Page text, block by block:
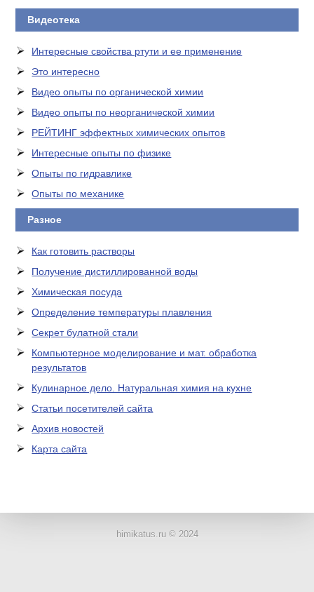
Видеотека
Интересные свойства ртути и ее применение
Это интересно
Видео опыты по органической химии
Видео опыты по неорганической химии
РЕЙТИНГ эффектных химических опытов
Интересные опыты по физике
Опыты по гидравлике
Опыты по механике
Разное
Как готовить растворы
Получение дистиллированной воды
Химическая посуда
Определение температуры плавления
Секрет булатной стали
Компьютерное моделирование и мат. обработка
результатов
Кулинарное дело. Натуральная химия на кухне
Статьи посетителей сайта
Архив новостей
Карта сайта
himikatus.ru © 2024